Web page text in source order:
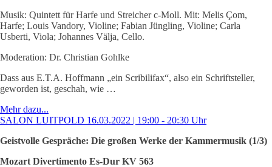
Musik: Quintett für Harfe und Streicher c-Moll. Mit: Melis Çom,
Harfe; Louis Vandory, Violine; Fabian Jüngling, Violine; Carla
Usberti, Viola; Johannes Välja, Cello.
Moderation: Dr. Christian Gohlke
Dass aus E.T.A. Hoffmann „ein Scribilifax“, also ein Schriftsteller,
geworden ist, geschah, wie …
Mehr dazu...
SALON LUITPOLD 16.03.2022 | 19:00 - 20:30 Uhr
Geistvolle Gespräche: Die großen Werke der Kammermusik (1/3)
Mozart Divertimento Es-Dur KV 563